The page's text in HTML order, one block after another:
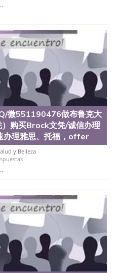
微551190476做布鲁克大
购买Brock文凭/诚信办理
办理雅思、托福，offer
y Belleza